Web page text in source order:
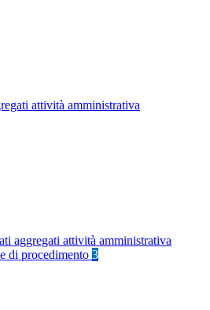
attività amministrativa
aggregati attività amministrativa
di procedimento 3